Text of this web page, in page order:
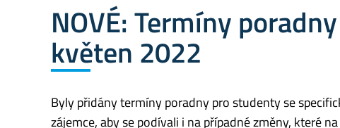
NOVÉ: Termíny
květen 2022
Byly přidány termíny poradny pro studenty se
zájemce, aby se podívali i na případné změny, které